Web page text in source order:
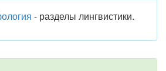
- разделы лингвистики.